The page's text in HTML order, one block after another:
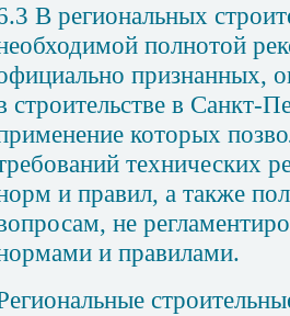
В региональных
полнотой
признанных,
строительстве в Санкт-
которых
технических
и правил, а также
не
и правилами.